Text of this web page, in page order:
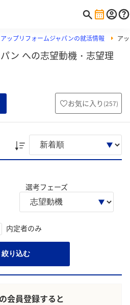
アップリフォームジャパンの就活情報 ア
ン への志望動機・志望理
お気に入り (257)
選考フェーズ
内定者のみ
絞り込む
会員登録すると